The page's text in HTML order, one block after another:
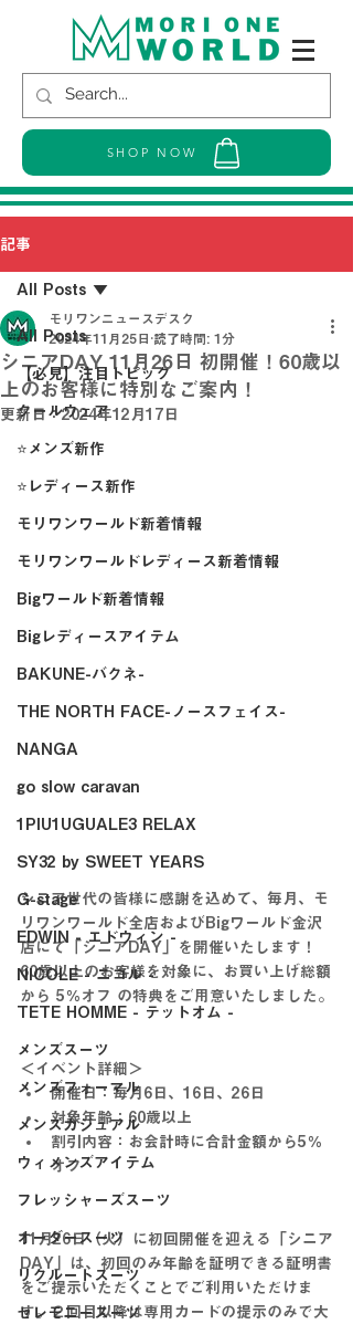
SHOP NOW
記事
All Posts
【必見】注目トピック
クールウェア
⭐メンズ新作
⭐レディース新作
モリワンワールド新着情報
モリワンワールドレディース新着情報
Bigワールド新着情報
Bigレディースアイテム
BAKUNE-バクネ-
THE NORTH FACE-ノースフェイス-
NANGA
go slow caravan
1PIU1UGUALE3 RELAX
SY32 by SWEET YEARS
G-stage
EDWIN - エドウィン -
NICOLE - ニコル -
TETE HOMME - テットオム -
メンズスーツ
メンズフォーマル
メンズカジュアル
ウィメンズアイテム
フレッシャーズスーツ
オーダースーツ
リクルートスーツ
セレモニースーツ
All Posts
シニアDAY 11月26日 初開催！60歳以
上のお客様に特別なご案内！
モリワンニュースデスク
2024年11月25日 読了時間: 1分
更新日：2024年12月17日
シニア世代の皆様に感謝を込めて、毎月、モ
リワンワールド全店およびBigワールド金沢
店にて「シニアDAY」を開催いたします！
60歳以上のお客様を対象に、お買い上げ総額
から 5％オフ の特典をご用意いたしました。
＜イベント詳細＞
開催日：毎月6日、16日、26日
対象年齢：60歳以上
割引内容：お会計時に合計金額から5％
オフ
11月26日（火）に初回開催を迎える「シニア
DAY」は、初回のみ年齢を証明できる証明書
をご提示いただくことでご利用いただけま
す。２回目以降は専用カードの提示のみで大